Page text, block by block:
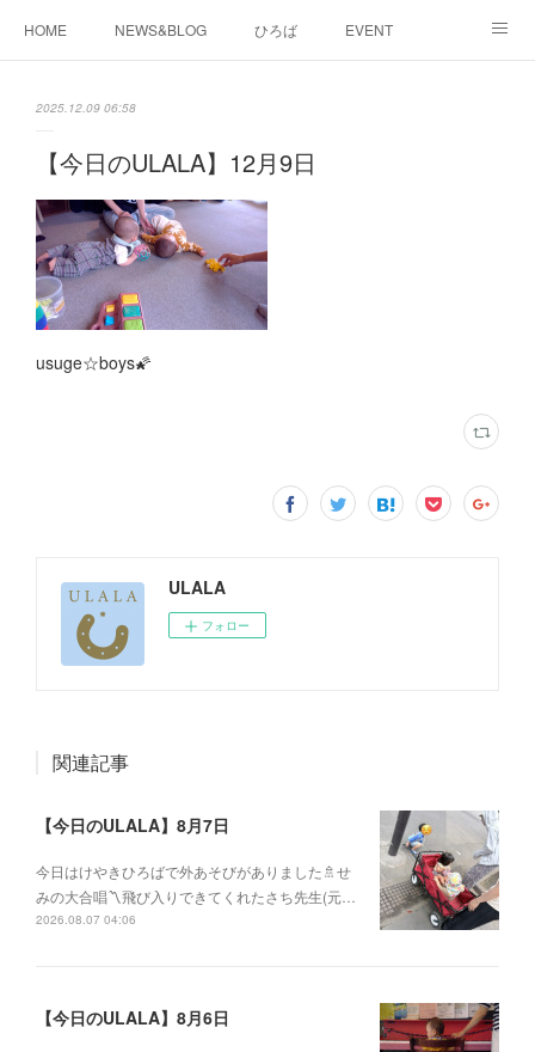
HOME NEWS&BLOG ひろば EVENT
2025.12.09 06:58
【今日のULALA】12月9日
usuge☆boys🌠
ULALA
フォロー
関連記事
【今日のULALA】8月7日
今日はけやきひろばで外あそびがありました🚿せ
みの大合唱〽飛び入りできてくれたさち先生(元…
2026.08.07 04:06
【今日のULALA】8月6日